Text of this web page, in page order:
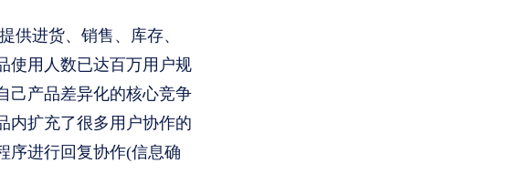
供进货、销售、库存、
使用人数已达百万用户规
己产品差异化的核心竞争
内扩充了很多用户协作的
序进行回复协作(信息确